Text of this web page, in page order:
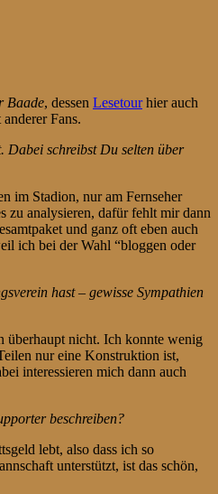
Baade, dessen Lesetourhier auch
Fans.
Dabei schreibst Du selten über
im Stadion, nur am Fernseher
zu analysieren, dafür fehlt mir dann
und ganz oft eben auch
ich bei der Wahl “bloggen oder
hast – gewisse Sympathien
überhaupt nicht. Ich konnte wenig
nur eine Konstruktion ist,
interessieren mich dann auch
beschreiben?
lebt, also dass ich so
unterstützt, ist das schön,